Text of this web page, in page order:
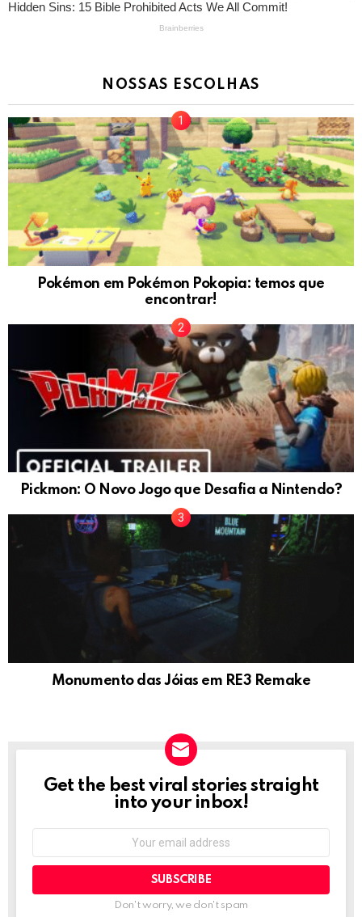
NOSSAS ESCOLHAS
Pokémon em Pokémon Pokopia: temos que
encontrar!
Pickmon: O Novo Jogo que Desafia a Nintendo?
Monumento das Jóias em RE3 Remake
NEWSLETTER
Get the best viral stories straight
into your inbox!
Don't worry, we don't spam